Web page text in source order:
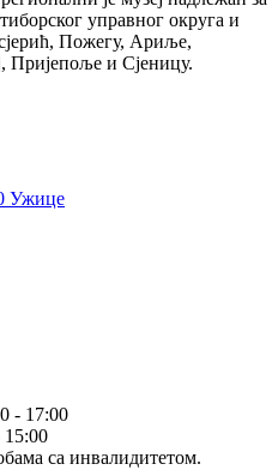
управног округа и
Пожегу, Ариље,
Пријепоље и Сјеницу.
Ужице
- 17:00
са инвалидитетом.